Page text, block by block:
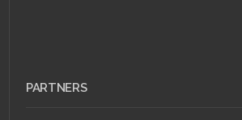
PARTNERS